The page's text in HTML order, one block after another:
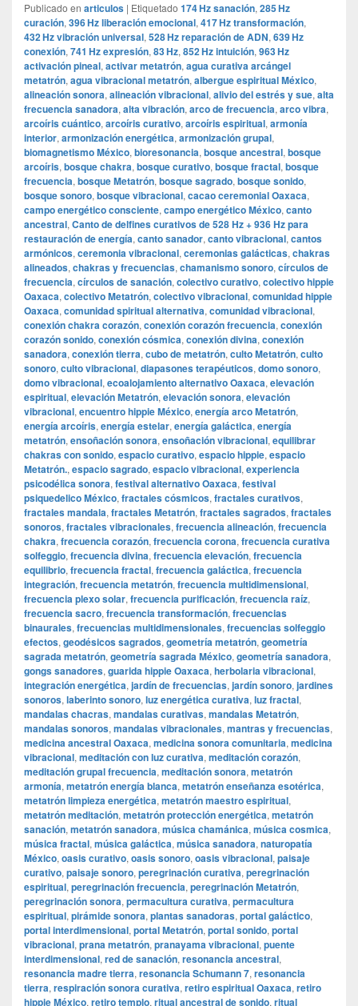
Publicado en articulos | Etiquetado 174 Hz sanación, 285 Hz
curación, 396 Hz liberación emocional, 417 Hz transformación,
432 Hz vibración universal, 528 Hz reparación de ADN, 639 Hz
conexión, 741 Hz expresión, 83 Hz, 852 Hz intuición, 963 Hz
activación pineal, activar metatrón, agua curativa arcángel
metatrón, agua vibracional metatrón, albergue espiritual México,
alineación sonora, alineación vibracional, alivio del estrés y sue, alta
frecuencia sanadora, alta vibración, arco de frecuencia, arco vibra,
arcoíris cuántico, arcoíris curativo, arcoíris espiritual, armonía
interior, armonización energética, armonización grupal,
biomagnetismo México, bioresonancia, bosque ancestral, bosque
arcoíris, bosque chakra, bosque curativo, bosque fractal, bosque
frecuencia, bosque Metatrón, bosque sagrado, bosque sonido,
bosque sonoro, bosque vibracional, cacao ceremonial Oaxaca,
campo energético consciente, campo energético México, canto
ancestral, Canto de delfines curativos de 528 Hz + 936 Hz para
restauración de energía, canto sanador, canto vibracional, cantos
armónicos, ceremonia vibracional, ceremonias galácticas, chakras
alineados, chakras y frecuencias, chamanismo sonoro, círculos de
frecuencia, círculos de sanación, colectivo curativo, colectivo hippie
Oaxaca, colectivo Metatrón, colectivo vibracional, comunidad hippie
Oaxaca, comunidad spiritual alternativa, comunidad vibracional,
conexión chakra corazón, conexión corazón frecuencia, conexión
corazón sonido, conexión cósmica, conexión divina, conexión
sanadora, conexión tierra, cubo de metatrón, culto Metatrón, culto
sonoro, culto vibracional, diapasones terapéuticos, domo sonoro,
domo vibracional, ecoalojamiento alternativo Oaxaca, elevación
espiritual, elevación Metatrón, elevación sonora, elevación
vibracional, encuentro hippie México, energía arco Metatrón,
energía arcoíris, energía estelar, energía galáctica, energía
metatrón, ensoñación sonora, ensoñación vibracional, equilibrar
chakras con sonido, espacio curativo, espacio hippie, espacio
Metatrón., espacio sagrado, espacio vibracional, experiencia
psicodélica sonora, festival alternativo Oaxaca, festival
psiquedelico México, fractales cósmicos, fractales curativos,
fractales mandala, fractales Metatrón, fractales sagrados, fractales
sonoros, fractales vibracionales, frecuencia alineación, frecuencia
chakra, frecuencia corazón, frecuencia corona, frecuencia curativa
solfeggio, frecuencia divina, frecuencia elevación, frecuencia
equilibrio, frecuencia fractal, frecuencia galáctica, frecuencia
integración, frecuencia metatrón, frecuencia multidimensional,
frecuencia plexo solar, frecuencia purificación, frecuencia raíz,
frecuencia sacro, frecuencia transformación, frecuencias
binaurales, frecuencias multidimensionales, frecuencias solfeggio
efectos, geodésicos sagrados, geometría metatrón, geometría
sagrada metatrón, geometría sagrada México, geometría sanadora,
gongs sanadores, guarida hippie Oaxaca, herbolaria vibracional,
integración energética, jardín de frecuencias, jardín sonoro, jardines
sonoros, laberinto sonoro, luz energética curativa, luz fractal,
mandalas chacras, mandalas curativas, mandalas Metatrón,
mandalas sonoros, mandalas vibracionales, mantras y frecuencias,
medicina ancestral Oaxaca, medicina sonora comunitaria, medicina
vibracional, meditación con luz curativa, meditación corazón,
meditación grupal frecuencia, meditación sonora, metatrón
armonía, metatrón energía blanca, metatrón enseñanza esotérica,
metatrón limpieza energética, metatrón maestro espiritual,
metatrón meditación, metatrón protección energética, metatrón
sanación, metatrón sanadora, música chamánica, música cosmica,
música fractal, música galáctica, música sanadora, naturopatía
México, oasis curativo, oasis sonoro, oasis vibracional, paisaje
curativo, paisaje sonoro, peregrinación curativa, peregrinación
espiritual, peregrinación frecuencia, peregrinación Metatrón,
peregrinación sonora, permacultura curativa, permacultura
espiritual, pirámide sonora, plantas sanadoras, portal galáctico,
portal interdimensional, portal Metatrón, portal sonido, portal
vibracional, prana metatrón, pranayama vibracional, puente
interdimensional, red de sanación, resonancia ancestral,
resonancia madre tierra, resonancia Schumann 7, resonancia
tierra, respiración sonora curativa, retiro espiritual Oaxaca, retiro
hippie México, retiro templo, ritual ancestral de sonido, ritual